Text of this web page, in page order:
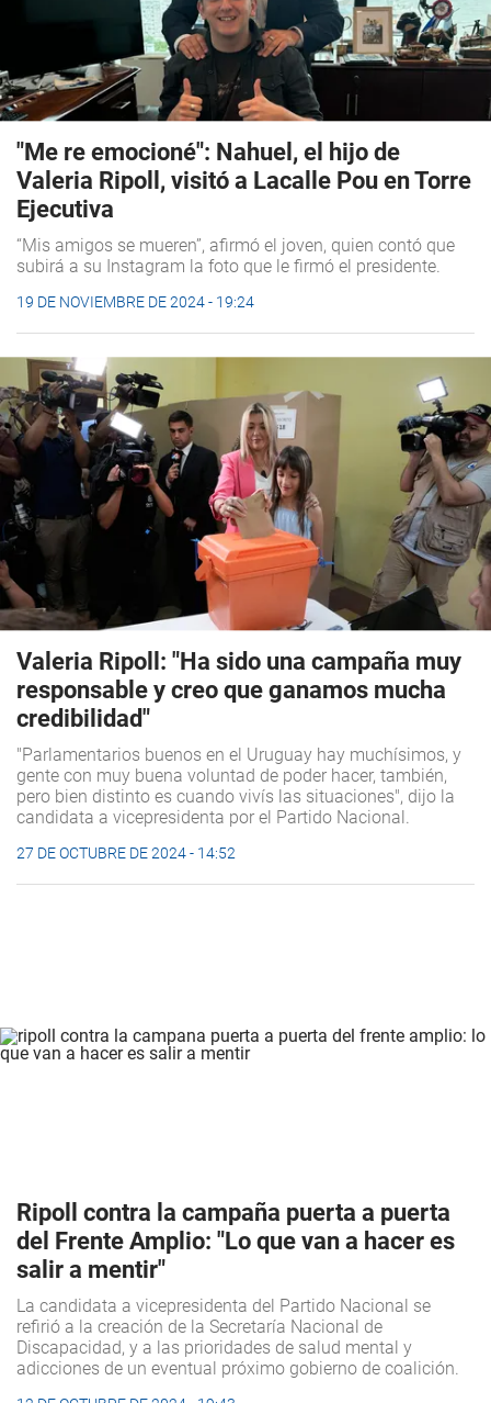
"Me re emocioné": Nahuel, el hijo de
Valeria Ripoll, visitó a Lacalle Pou en Torre
Ejecutiva
“Mis amigos se mueren”, afirmó el joven, quien contó que
subirá a su Instagram la foto que le firmó el presidente.
19 DE NOVIEMBRE DE 2024 - 19:24
Valeria Ripoll: "Ha sido una campaña muy
responsable y creo que ganamos mucha
credibilidad"
"Parlamentarios buenos en el Uruguay hay muchísimos, y
gente con muy buena voluntad de poder hacer, también,
pero bien distinto es cuando vivís las situaciones", dijo la
candidata a vicepresidenta por el Partido Nacional.
27 DE OCTUBRE DE 2024 - 14:52
Ripoll contra la campaña puerta a puerta
del Frente Amplio: "Lo que van a hacer es
salir a mentir"
La candidata a vicepresidenta del Partido Nacional se
refirió a la creación de la Secretaría Nacional de
Discapacidad, y a las prioridades de salud mental y
adicciones de un eventual próximo gobierno de coalición.